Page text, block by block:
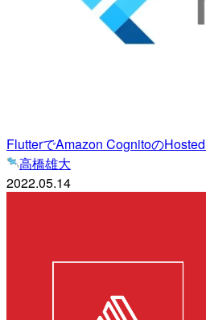
FlutterでAmazon Cognitoの
高橋雄大
2022.05.14